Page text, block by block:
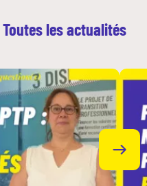
Toutes les actualités